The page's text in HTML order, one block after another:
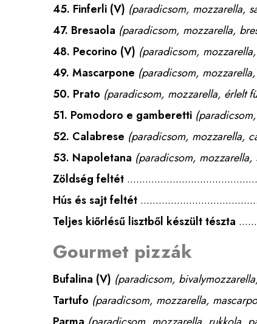
45. Finferli (V) (paradicsom, mozzarella,
47. Bresaola (paradicsom, mozzarella,
48. Pecorino (V) (paradicsom,
49. Mascarpone (paradicsom,
50. Prato (paradicsom, mozzarella, érlelt
51. Pomodoro e gamberetti
52. Calabrese (paradicsom, mozzarella,
53. Napoletana (paradicsom,
Zöldség feltét
Hús és sajt feltét
Teljes kiőrlésű lisztből készült tészta
Gourmet pizzák
Bufalina (V) (paradicsom,
Tartufo (paradicsom, mozzarella,